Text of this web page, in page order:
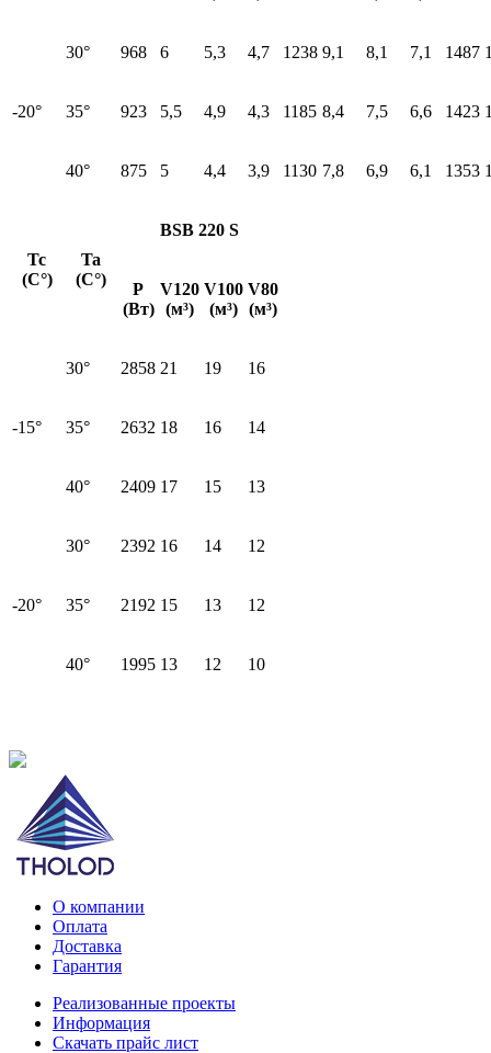
-20°
30° 968 6 5,3 4,7 1238 9,1 8,1 7,1 1487
35° 923 5,5 4,9 4,3 1185 8,4 7,5 6,6 1423
40° 875 5 4,4 3,9 1130 7,8 6,9 6,1 1353
Tc
(C°)
Ta
(C°)
BSB 220 S
P
(Вт)
V120
(м³)
V100
(м³)
V80
(м³)
-15°
30° 2858 21 19 16
35° 2632 18 16 14
40° 2409 17 15 13
-20°
30° 2392 16 14 12
35° 2192 15 13 12
40° 1995 13 12 10
О компании
Оплата
Доставка
Гарантия
Реализованные проекты
Информация
Скачать прайс лист